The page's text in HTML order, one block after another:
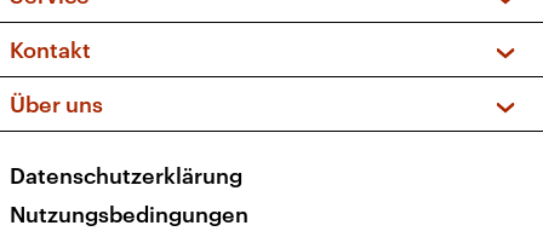
Musikliste
Kakadu – Das Kinderprogramm
Frequenzen (UKW + DAB+)
FAQ
Apps
Newsletter
Veranstaltungen
Kontakt
Social Media
Über uns
Presse
Karriere
Datenschutzerklärung
Nutzungsbedingungen